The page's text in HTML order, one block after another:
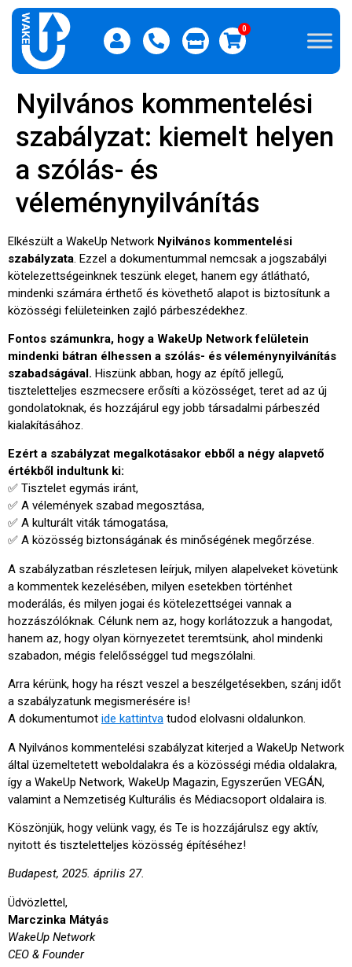
0
Nyilvános kommentelési
szabályzat: kiemelt helyen
a szólás- és
véleménynyilvánítás
Elkészült a WakeUp Network Nyilvános kommentelési
szabályzata . Ezzel a dokumentummal nemcsak a jogszabályi
kötelezettségeinknek teszünk eleget, hanem egy átlátható,
mindenki számára érthető és követhető alapot is biztosítunk a
közösségi felületeinken zajló párbeszédekhez.
Fontos számunkra, hogy a WakeUp Network felületein
mindenki bátran élhessen a szólás- és véleménynyilvánítás
szabadságával. Hiszünk abban, hogy az építő jellegű,
tiszteletteljes eszmecsere erősíti a közösséget, teret ad az új
gondolatoknak, és hozzájárul egy jobb társadalmi párbeszéd
kialakításához.
Ezért a szabályzat megalkotásakor ebből a négy alapvető
értékből indultunk ki:
✅ Tisztelet egymás iránt,
✅ A vélemények szabad megosztása,
✅ A kulturált viták támogatása,
✅ A közösség biztonságának és minőségének megőrzése.
A szabályzatban részletesen leírjuk, milyen alapelveket követünk
a kommentek kezelésében, milyen esetekben történhet
moderálás, és milyen jogai és kötelezettségei vannak a
hozzászólóknak. Célunk nem az, hogy korlátozzuk a hangodat,
hanem az, hogy olyan környezetet teremtsünk, ahol mindenki
szabadon, mégis felelősséggel tud megszólalni.
Arra kérünk, hogy ha részt veszel a beszélgetésekben, szánj időt
a szabályzatunk megismerésére is!
A dokumentumot ide kattintva tudod elolvasni oldalunkon.
A Nyilvános kommentelési szabályzat kiterjed a WakeUp Network
által üzemeltetett weboldalakra és a közösségi média oldalakra,
így a WakeUp Network, WakeUp Magazin, Egyszerűen VEGÁN,
valamint a Nemzetiség Kulturális és Médiacsoport oldalaira is.
Köszönjük, hogy velünk vagy, és Te is hozzájárulsz egy aktív,
nyitott és tiszteletteljes közösség építéséhez!
Budapest, 2025. április 27.
Üdvözlettel,
Marczinka Mátyás
WakeUp Network
CEO & Founder